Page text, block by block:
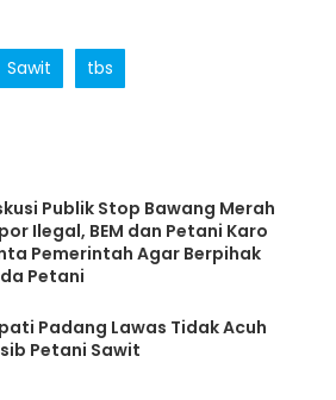
Sawit tbs
Publik Stop Bawang Merah
Ilegal, BEM dan Petani Karo
Pemerintah Agar Berpihak
Petani
Padang Lawas Tidak Acuh
Petani Sawit